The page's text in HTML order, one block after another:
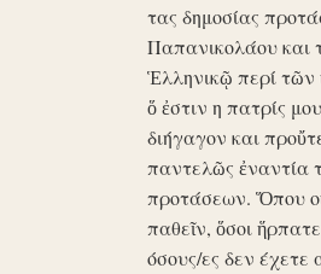
τας δημοσίας
Παπανικολάου και
Ἑλληνικῷ περί τῶν
ὅ ἐστιν η πατρίς
διήγαγον και
παντελῶς ἐναντία
προτάσεων. Ὅπου
παθεῖν, ὅσοι
όσους/ες δεν έχετε